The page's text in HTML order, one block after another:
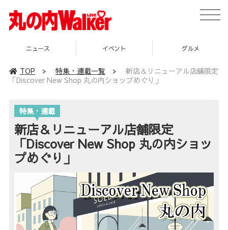
toggle
ニュース イベント グルメ
TOP > 特集・連載一覧 >
新店＆リニューアル店舗限定
「Discover New Shop 丸の内ショップめぐり」
特集・連載
新店＆リニューアル店舗限定
「Discover New Shop 丸の内ショッ
プめぐり」